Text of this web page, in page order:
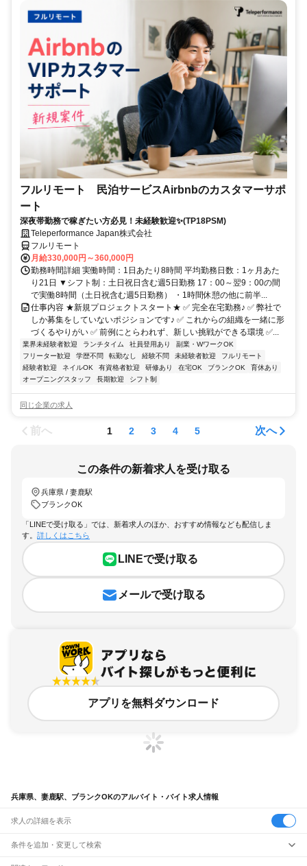
フルリモート 民泊サービスAirbnbのカスタマーサポ
ート
深夜帯勤務で稼ぎたい方必見！未経験歓迎✨(TP18PSM)
Teleperformance Japan株式会社
フルリモート
月給330,000円～360,000円
勤務時間詳細 実働時間：1日あたり8時間 平均勤務日数：1ヶ月あた
り21日 ▼シフト制：土日祝日含む週5日勤務 17：00～翌9：00の間
で実働8時間（土日祝含む週5日勤務） ・1時間休憩の他に前半...
仕事内容 ★新規プロジェクトスタート★ ✅ 完全在宅勤務♪ ✅ 弊社で
しか募集をしていないポジションです♪ ✅ これからの組織を一緒に形
づくるやりがい ✅ 前例にとらわれず、新しい挑戦ができる環境 ✅...
業界未経験者歓迎 ランチタイム 社員登用あり
副業・WワークOK
フリーター歓迎
学歴不問 転勤なし 経験不問 未経験者歓迎
フルリモート
経験者歓迎
ネイルOK 有資格者歓迎 研修あり 在宅OK ブランクOK
育休あり
オープニングスタッフ
長期歓迎 シフト制
同じ企業の求人
前へ 1 2 3 4 5 次へ
この条件の新着求人を受け取る
兵庫県 / 妻鹿駅
ブランクOK
「LINEで受け取る」では、新着求人のほか、おすすめ情報なども配信しま
す。 詳しくはこちら
LINEで受け取る
メールで受け取る
アプリを無料ダウンロード
兵庫県、妻鹿駅、ブランクOKのアルバイト・バイト求人情報
求人の詳細を表示
条件を追加・変更して検索